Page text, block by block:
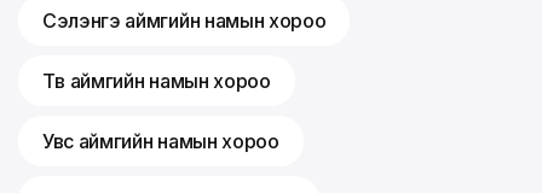
Сэлэнгэ аймгийн намын хороо
Төв аймгийн намын хороо
Увс аймгийн намын хороо